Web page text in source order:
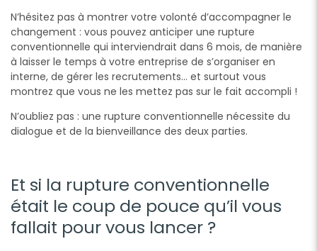
N’hésitez pas à montrer votre volonté d’accompagner le
changement : vous pouvez anticiper une rupture
conventionnelle qui interviendrait dans 6 mois, de manière
à laisser le temps à votre entreprise de s’organiser en
interne, de gérer les recrutements… et surtout vous
montrez que vous ne les mettez pas sur le fait accompli !
N’oubliez pas : une rupture conventionnelle nécessite du
dialogue et de la bienveillance des deux parties.
Et si la rupture conventionnelle
était le coup de pouce qu’il vous
fallait pour vous lancer ?